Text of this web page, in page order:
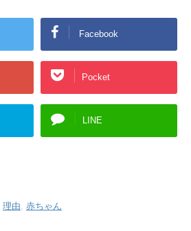
Facebook
Pocket
LINE
理由 赤ちゃん